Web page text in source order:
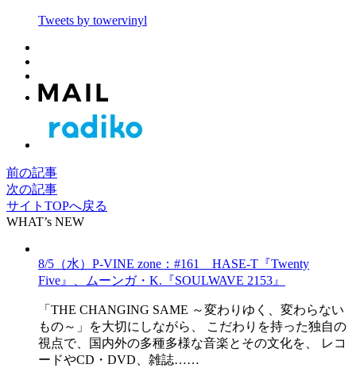
Tweets by towervinyl
前の記事
次の記事
サイトTOPへ戻る
WHAT’s NEW
8/5（水）P-VINE zone：#161 HASE-T『Twenty
Five』、ムーンガ・K.『SOULWAVE 2153』
「THE CHANGING SAME ～変わりゆく、変わらない
もの～」を大切にしながら、 こだわりを持った独自の
視点で、国内外の多種多様な音楽とその文化を、 レコ
ードやCD・DVD、雑誌……